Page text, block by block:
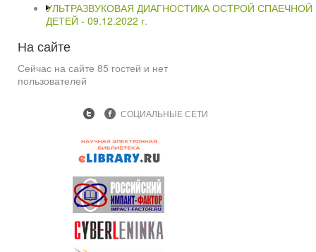
УЛЬТРАЗВУКОВАЯ ДИАГНОСТИКА ОСТРОЙ
ДЕТЕЙ - 09.12.2022 г.
На сайте
Сейчас на сайте 85 гостей и нет
пользователей
СОЦИАЛЬНЫЕ СЕТИ